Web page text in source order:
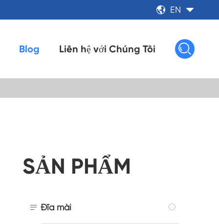
 EN 
Blog Liên hệ với Chúng Tôi 
SẢN PHẨM
 Đĩa mài